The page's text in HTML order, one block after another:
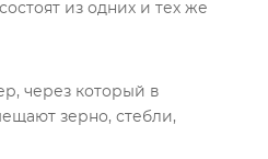
из одних и тех же
через который в
зерно, стебли,